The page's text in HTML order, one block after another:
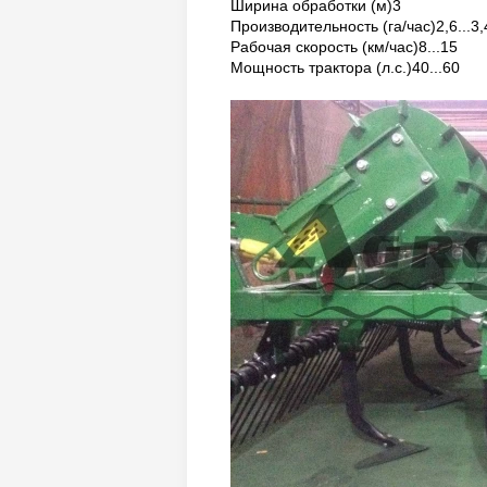
Ширина обработки (м)3
Производительность (га/
Рабочая скорость (км/час)8...15
Мощность трактора (л.с.)40...60